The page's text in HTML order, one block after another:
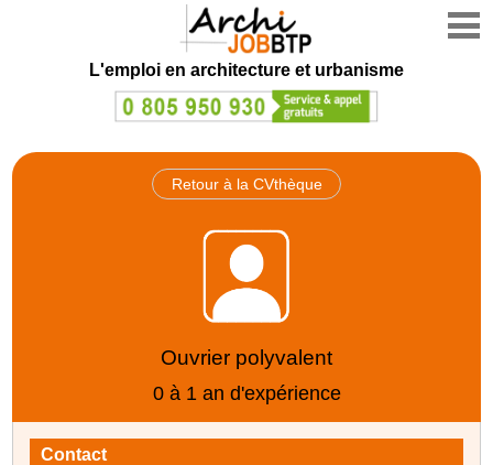
L'emploi en architecture et urbanisme
Retour à la CVthèque
Ouvrier polyvalent
0 à 1 an d'expérience
Contact